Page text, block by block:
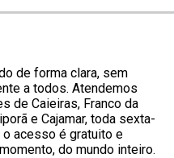
de forma clara, sem
a todos. Atendemos
de Caieiras, Franco da
e Cajamar, toda sexta-
acesso é gratuito e
do mundo inteiro.